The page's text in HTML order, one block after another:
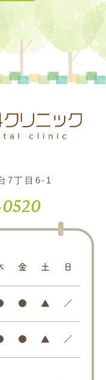
7丁目6-1
金 土 日
● ▲ ／
● ▲ ／